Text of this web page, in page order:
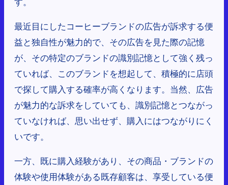
最近目にしたコーヒーブランドの広告が訴求する便
益と独自性が魅力的で、その広告を見た際の記憶
が、その特定のブランドの識別記憶として強く残っ
ていれば、このブランドを想起して、積極的に店頭
で探して購入する確率が高くなります。当然、広告
が魅力的な訴求をしていても、識別記憶とつながっ
ていなければ、思い出せず、購入にはつながりにく
いです。
一方、既に購入経験があり、その商品・ブランドの
体験や使用体験がある既存顧客は、享受している便